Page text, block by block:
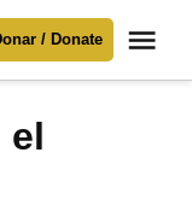
/ Donate